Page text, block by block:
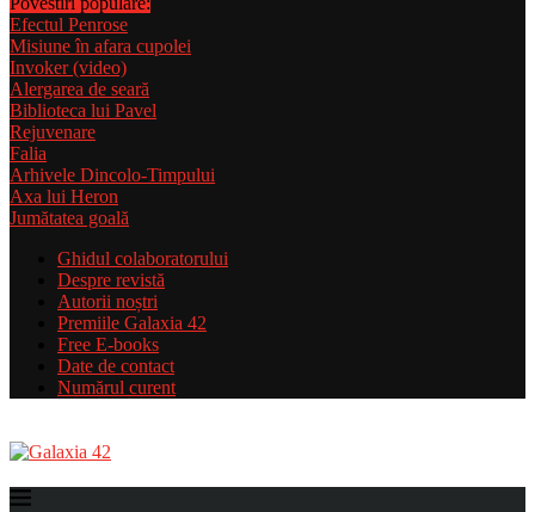
Efectul Penrose
Misiune în afara cupolei
Invoker (video)
Alergarea de seară
Biblioteca lui Pavel
Rejuvenare
Falia
Arhivele Dincolo-Timpului
Axa lui Heron
Jumătatea goală
Ghidul colaboratorului
Despre revistă
Autorii noștri
Premiile Galaxia 42
Free E-books
Date de contact
Numărul curent